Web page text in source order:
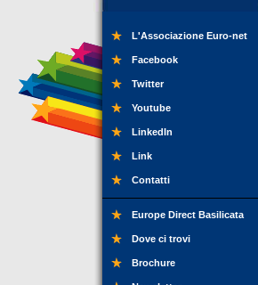
L'Associazione Euro-net
Facebook
Twitter
Youtube
LinkedIn
Link
Contatti
Europe Direct Basilicata
Dove ci trovi
Brochure